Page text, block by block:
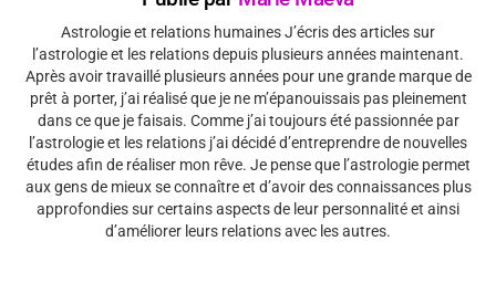
Astrologie et relations humaines J’écris des articles sur
l’astrologie et les relations depuis plusieurs années maintenant.
Après avoir travaillé plusieurs années pour une grande marque de
prêt à porter, j’ai réalisé que je ne m’épanouissais pas pleinement
dans ce que je faisais. Comme j’ai toujours été passionnée par
l’astrologie et les relations j’ai décidé d’entreprendre de nouvelles
études afin de réaliser mon rêve. Je pense que l’astrologie permet
aux gens de mieux se connaître et d’avoir des connaissances plus
approfondies sur certains aspects de leur personnalité et ainsi
d’améliorer leurs relations avec les autres.